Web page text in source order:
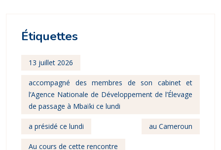
Étiquettes
13 juillet 2026
accompagné des membres de son cabinet et
l’Agence Nationale de Développement de l’Élevage
de passage à Mbaïki ce lundi
a présidé ce lundi au Cameroun
Au cours de cette rencontre